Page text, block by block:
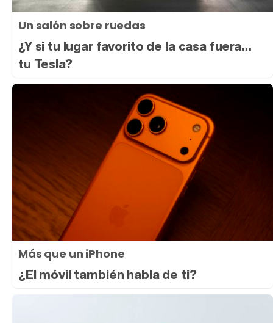
Un salón sobre ruedas
¿Y si tu lugar favorito de la casa fuera…
tu Tesla?
Más que un iPhone
¿El móvil también habla de ti?